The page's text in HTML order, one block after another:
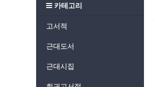
카테고리
고서적
근대도서
근대시집